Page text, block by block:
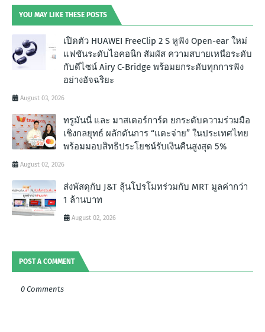
YOU MAY LIKE THESE POSTS
เปิดตัว HUAWEI FreeClip 2 S หูฟัง Open-ear ใหม่
แฟชันระดับไอคอนิก สัมผัส ความสบายเหนือระดับ
กับดีไซน์ Airy C-Bridge พร้อมยกระดับทุกการฟัง
อย่างอัจฉริยะ
August 03, 2026
ทรูมันนี่ และ มาสเตอร์การ์ด ยกระดับความร่วมมือ
เชิงกลยุทธ์ ผลักดันการ “แตะจ่าย” ในประเทศไทย
พร้อมมอบสิทธิประโยชน์รับเงินคืนสูงสุด 5%
August 02, 2026
ส่งพัสดุกับ J&T ลุ้นโปรโมทร่วมกับ MRT มูลค่ากว่า
1 ล้านบาท
August 02, 2026
POST A COMMENT
0 Comments